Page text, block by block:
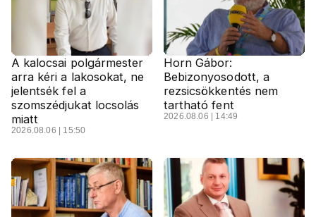
A kalocsai polgármester
arra kéri a lakosokat, ne
jelentsék fel a
szomszédjukat locsolás
miatt
2026.08.06 | 15:50
Horn Gábor:
Bebizonyosodott, a
rezsicsökkentés nem
tartható fent
2026.08.06 | 14:49